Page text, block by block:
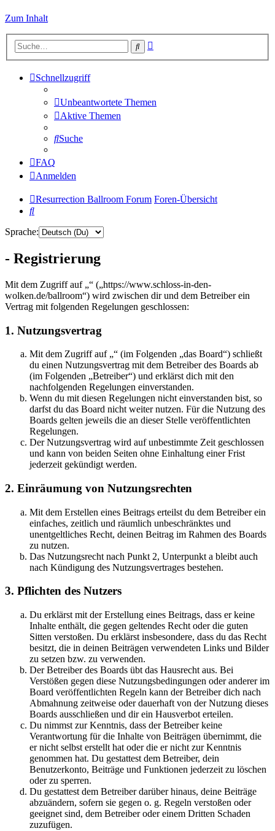
Zum Inhalt
Suche
Schnellzugriff
Unbeantwortete Themen
Aktive Themen
Suche
FAQ
Anmelden
Resurrection Ballroom Forum Foren-Übersicht
Suche
Sprache:
- Registrierung
Mit dem Zugriff auf „“ („https://www.schloss-in-den-
wolken.de/ballroom“) wird zwischen dir und dem Betreiber ein
Vertrag mit folgenden Regelungen geschlossen:
1. Nutzungsvertrag
Mit dem Zugriff auf „“ (im Folgenden „das Board“) schließt
du einen Nutzungsvertrag mit dem Betreiber des Boards ab
(im Folgenden „Betreiber“) und erklärst dich mit den
nachfolgenden Regelungen einverstanden.
Wenn du mit diesen Regelungen nicht einverstanden bist, so
darfst du das Board nicht weiter nutzen. Für die Nutzung des
Boards gelten jeweils die an dieser Stelle veröffentlichten
Regelungen.
Der Nutzungsvertrag wird auf unbestimmte Zeit geschlossen
und kann von beiden Seiten ohne Einhaltung einer Frist
jederzeit gekündigt werden.
2. Einräumung von Nutzungsrechten
Mit dem Erstellen eines Beitrags erteilst du dem Betreiber ein
einfaches, zeitlich und räumlich unbeschränktes und
unentgeltliches Recht, deinen Beitrag im Rahmen des Boards
zu nutzen.
Das Nutzungsrecht nach Punkt 2, Unterpunkt a bleibt auch
nach Kündigung des Nutzungsvertrages bestehen.
3. Pflichten des Nutzers
Du erklärst mit der Erstellung eines Beitrags, dass er keine
Inhalte enthält, die gegen geltendes Recht oder die guten
Sitten verstoßen. Du erklärst insbesondere, dass du das Recht
besitzt, die in deinen Beiträgen verwendeten Links und Bilder
zu setzen bzw. zu verwenden.
Der Betreiber des Boards übt das Hausrecht aus. Bei
Verstößen gegen diese Nutzungsbedingungen oder anderer im
Board veröffentlichten Regeln kann der Betreiber dich nach
Abmahnung zeitweise oder dauerhaft von der Nutzung dieses
Boards ausschließen und dir ein Hausverbot erteilen.
Du nimmst zur Kenntnis, dass der Betreiber keine
Verantwortung für die Inhalte von Beiträgen übernimmt, die
er nicht selbst erstellt hat oder die er nicht zur Kenntnis
genommen hat. Du gestattest dem Betreiber, dein
Benutzerkonto, Beiträge und Funktionen jederzeit zu löschen
oder zu sperren.
Du gestattest dem Betreiber darüber hinaus, deine Beiträge
abzuändern, sofern sie gegen o. g. Regeln verstoßen oder
geeignet sind, dem Betreiber oder einem Dritten Schaden
zuzufügen.